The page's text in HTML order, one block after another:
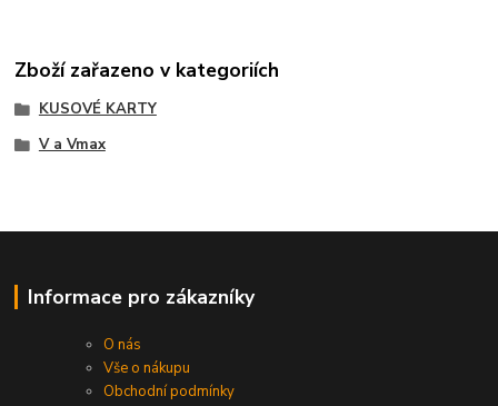
Zboží zařazeno v kategoriích
KUSOVÉ KARTY
V a Vmax
Informace pro zákazníky
O nás
Vše o nákupu
Obchodní podmínky